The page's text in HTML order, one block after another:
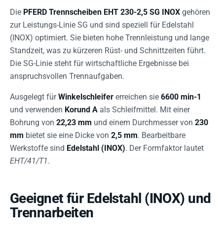
Die PFERD Trennscheiben EHT 230-2,5 SG INOX gehören
zur Leistungs-Linie SG und sind speziell für Edelstahl
(INOX) optimiert. Sie bieten hohe Trennleistung und lange
Standzeit, was zu kürzeren Rüst- und Schnittzeiten führt.
Die SG-Linie steht für wirtschaftliche Ergebnisse bei
anspruchsvollen Trennaufgaben.
Ausgelegt fürWinkelschleifer erreichen sie 6600 min-1
und verwenden Korund A als Schleifmittel. Mit einer
Bohrung von 22,23 mm und einem Durchmesser von 230
mm bietet sie eine Dicke von 2,5 mm. Bearbeitbare
Werkstoffe sind Edelstahl (INOX). Der Formfaktor lautet
EHT/41/T1.
Geeignet für Edelstahl (INOX) und
Trennarbeiten